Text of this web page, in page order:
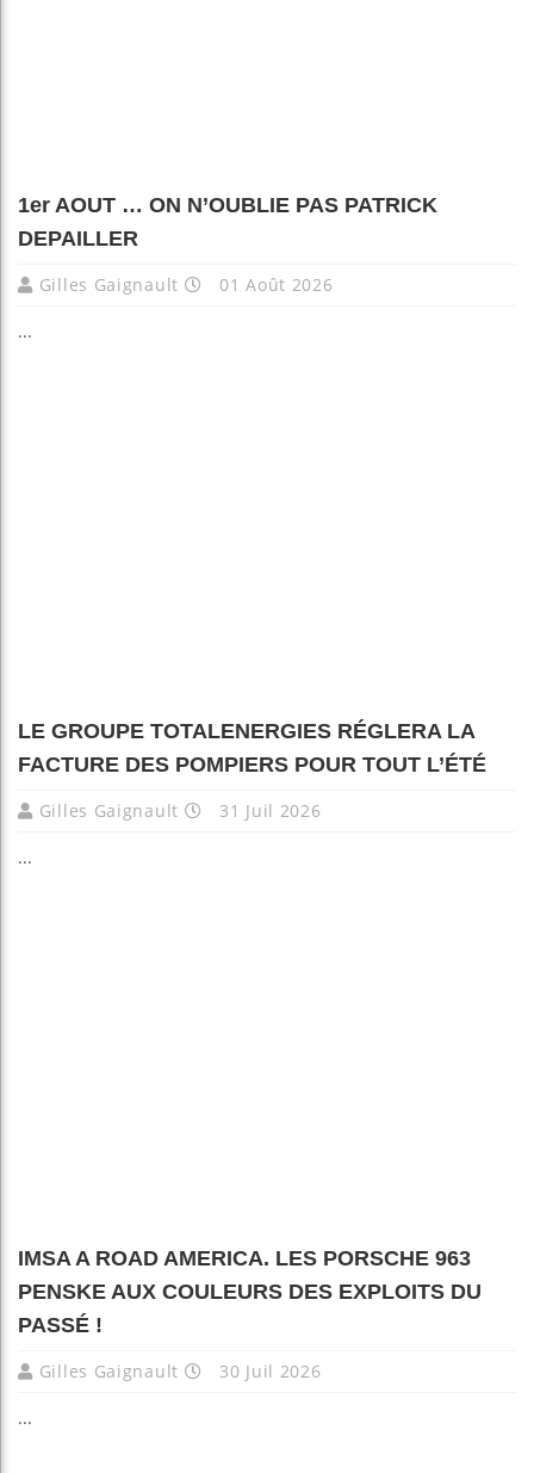
1er AOUT … ON N’OUBLIE PAS PATRICK
DEPAILLER
Gilles Gaignault 01 Août 2026
...
LE GROUPE TOTALENERGIES RÉGLERA LA
FACTURE DES POMPIERS POUR TOUT L’ÉTÉ
Gilles Gaignault 31 Juil 2026
...
IMSA A ROAD AMERICA. LES PORSCHE 963
PENSKE AUX COULEURS DES EXPLOITS DU
PASSÉ !
Gilles Gaignault 30 Juil 2026
...